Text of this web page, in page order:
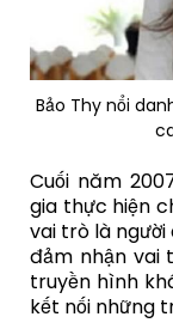
Bảo Thy nổi
Cuối năm
gia thực hiện
vai trò là
đảm nhận vai
truyền hình
kết nối những